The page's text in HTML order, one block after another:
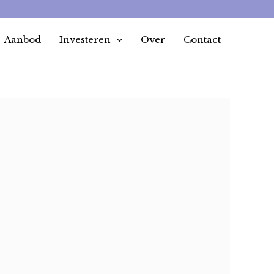
Aanbod Investeren Over Contact